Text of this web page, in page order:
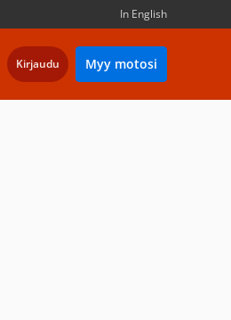
In English
Kirjaudu Myy motosi